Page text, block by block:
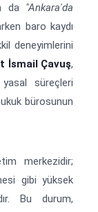
da "Ankara'da
baro kaydı
deneyimlerini
İsmail Çavuş,
süreçleri
bürosunun
merkezidir;
gibi yüksek
Bu durum,